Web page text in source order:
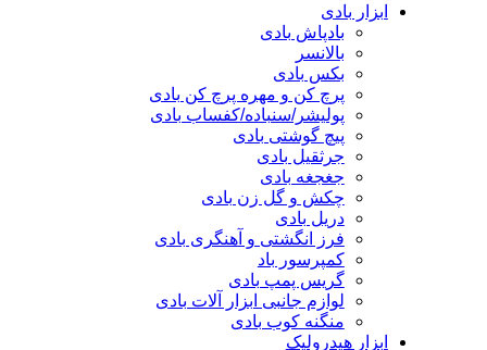
ابزار بادی
بادپاش بادی
بالانسر
بکس بادی
پرچ کن و مهره پرچ کن بادی
پولیشر/سنباده/کفساب بادی
پیچ گوشتی بادی
جرثقیل بادی
جغجغه بادی
چکش و گل زن بادی
دریل بادی
فرز انگشتی و آهنگری بادی
کمپرسور باد
گریس پمپ بادی
لوازم جانبی ابزار آلات بادی
منگنه کوب بادی
ابزار هیدرولیک